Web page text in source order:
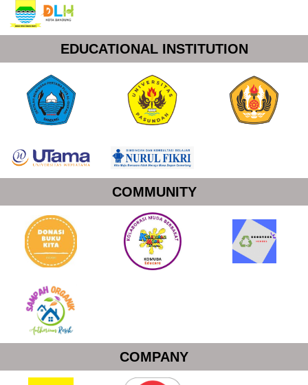
EDUCATIONAL INSTITUTION
COMMUNITY
COMPANY